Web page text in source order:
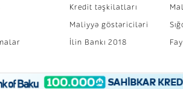
Kredit təşkilatları
Maliyyə göstəriciləri
İlin Bankı 2018